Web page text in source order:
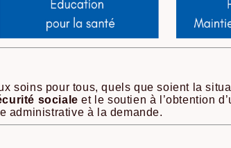
soins pour tous, quels que soient la
sociale et le soutien à l’obtention
administrative à la demande.